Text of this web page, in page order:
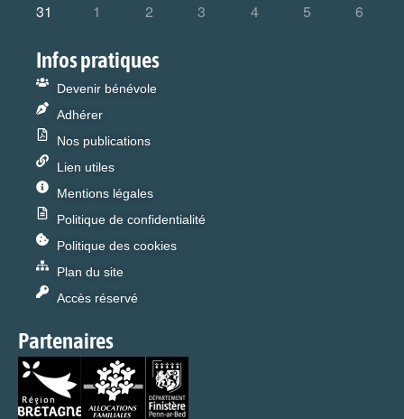
31 1 2 3 4 5 6
Infos pratiques
Devenir bénévole
Adhérer
Nos publications
Lien utiles
Mentions légales
Politique de confidentialité
Politique des cookies
Plan du site
Accès réservé
Partenaires